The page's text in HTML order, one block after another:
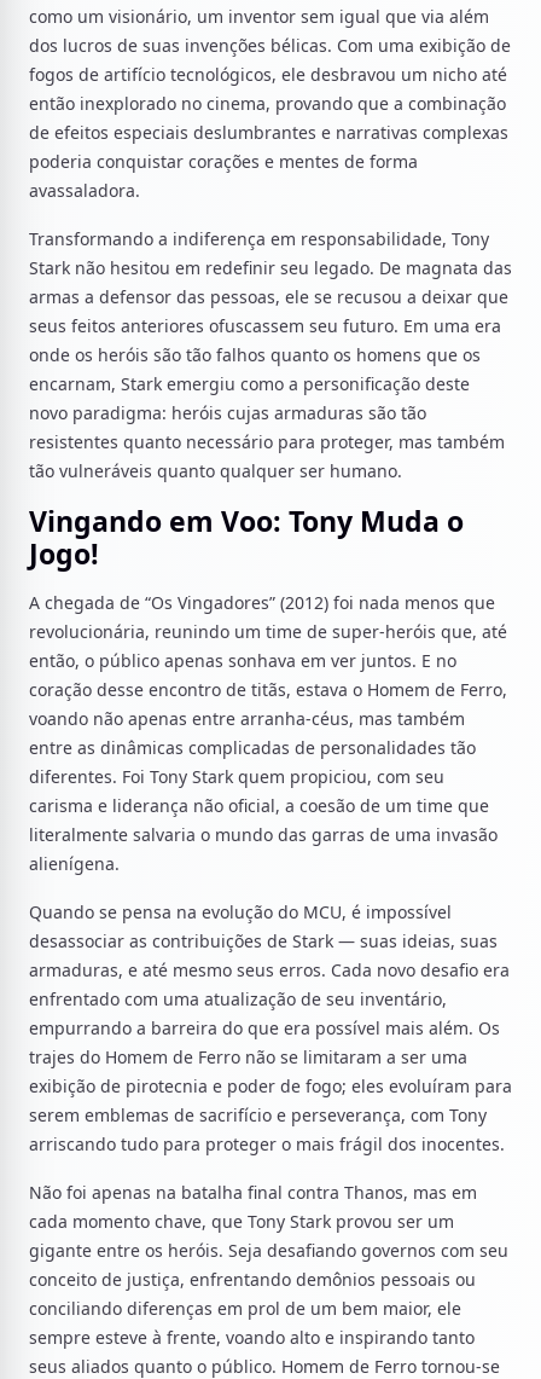
como um visionário, um inventor sem igual que via além
dos lucros de suas invenções bélicas. Com uma exibição de
fogos de artifício tecnológicos, ele desbravou um nicho até
então inexplorado no cinema, provando que a combinação
de efeitos especiais deslumbrantes e narrativas complexas
poderia conquistar corações e mentes de forma
avassaladora.
Transformando a indiferença em responsabilidade, Tony
Stark não hesitou em redefinir seu legado. De magnata das
armas a defensor das pessoas, ele se recusou a deixar que
seus feitos anteriores ofuscassem seu futuro. Em uma era
onde os heróis são tão falhos quanto os homens que os
encarnam, Stark emergiu como a personificação deste
novo paradigma: heróis cujas armaduras são tão
resistentes quanto necessário para proteger, mas também
tão vulneráveis quanto qualquer ser humano.
Vingando em Voo: Tony Muda o
Jogo!
A chegada de “Os Vingadores” (2012) foi nada menos que
revolucionária, reunindo um time de super-heróis que, até
então, o público apenas sonhava em ver juntos. E no
coração desse encontro de titãs, estava o Homem de Ferro,
voando não apenas entre arranha-céus, mas também
entre as dinâmicas complicadas de personalidades tão
diferentes. Foi Tony Stark quem propiciou, com seu
carisma e liderança não oficial, a coesão de um time que
literalmente salvaria o mundo das garras de uma invasão
alienígena.
Quando se pensa na evolução do MCU, é impossível
desassociar as contribuições de Stark — suas ideias, suas
armaduras, e até mesmo seus erros. Cada novo desafio era
enfrentado com uma atualização de seu inventário,
empurrando a barreira do que era possível mais além. Os
trajes do Homem de Ferro não se limitaram a ser uma
exibição de pirotecnia e poder de fogo; eles evoluíram para
serem emblemas de sacrifício e perseverança, com Tony
arriscando tudo para proteger o mais frágil dos inocentes.
Não foi apenas na batalha final contra Thanos, mas em
cada momento chave, que Tony Stark provou ser um
gigante entre os heróis. Seja desafiando governos com seu
conceito de justiça, enfrentando demônios pessoais ou
conciliando diferenças em prol de um bem maior, ele
sempre esteve à frente, voando alto e inspirando tanto
seus aliados quanto o público. Homem de Ferro tornou-se